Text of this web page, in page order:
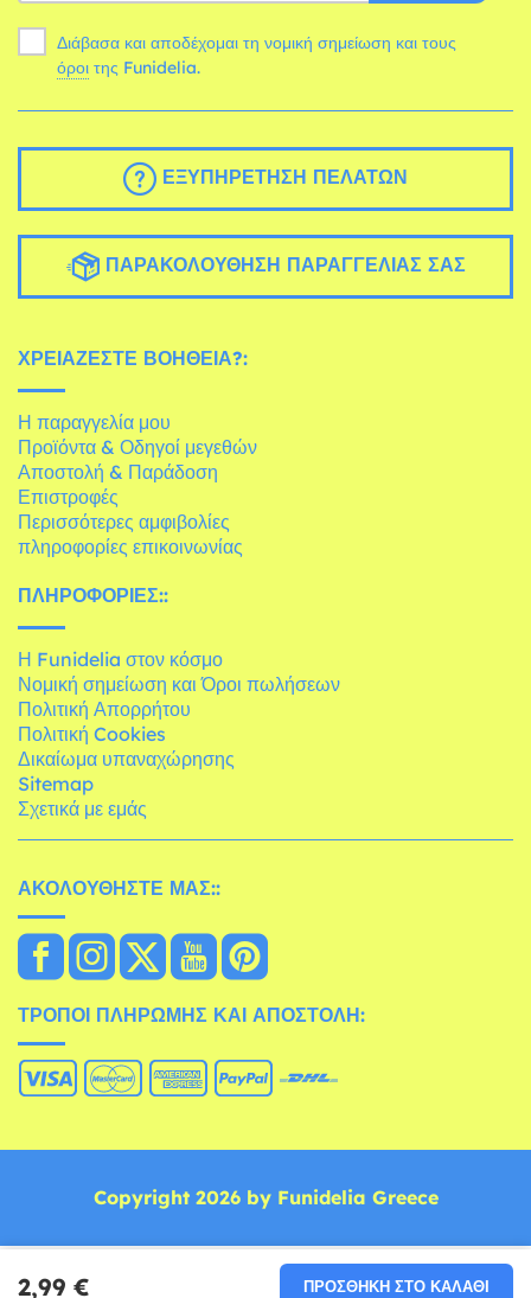
2,99 € ΠΡΟΣΘΉΚΗ ΣΤΟ ΚΑΛΆΘΙ
Διάβασα και αποδέχομαι τη νομική σημείωση και τους
όροι της Funidelia.
ΕΞΥΠΗΡΈΤΗΣΗ ΠΕΛΑΤΏΝ
ΠΑΡΑΚΟΛΟΎΘΗΣΗ ΠΑΡΑΓΓΕΛΊΑΣ ΣΑΣ
ΧΡΕΙΆΖΕΣΤΕ ΒΟΉΘΕΙΑ?:
Η παραγγελία μου
Προϊόντα & Οδηγοί μεγεθών
Αποστολή & Παράδοση
Επιστροφές
Περισσότερες αμφιβολίες
πληροφορίες επικοινωνίας
ΠΛΗΡΟΦΟΡΊΕΣ::
Η Funidelia στον κόσμο
Νομική σημείωση και Όροι πωλήσεων
Πολιτική Απορρήτου
Πολιτική Cookies
Δικαίωμα υπαναχώρησης
Sitemap
Σχετικά με εμάς
ΑΚΟΛΟΥΘΉΣΤΕ ΜΑΣ::
ΤΡΌΠΟΙ ΠΛΗΡΩΜΉΣ ΚΑΙ ΑΠΟΣΤΟΛΉ:
Copyright 2026 by Funidelia Greece